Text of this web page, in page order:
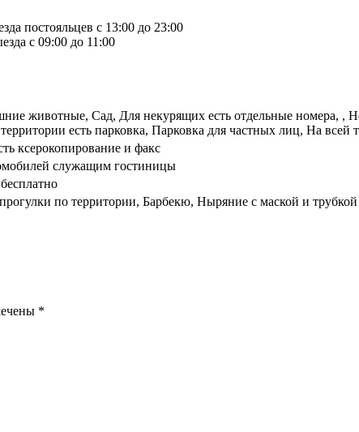
постояльцев с 13:00 до 23:00
с 09:00 до 11:00
животные, Сад, Для некурящих есть отдельные номера, ,
есть парковка, Парковка для частных лиц, На всей
ксерокопирование и факс
служащим гостиницы
по территории, Барбекю, Ныряние с маской и трубкой
*